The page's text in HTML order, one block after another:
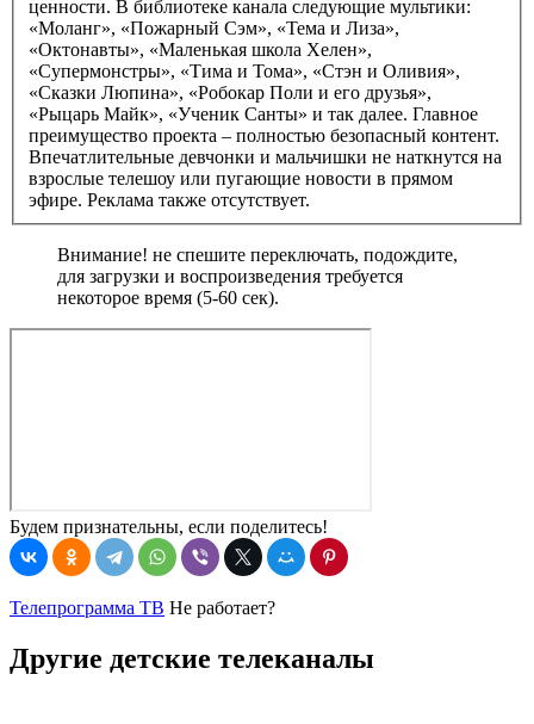
ценности. В библиотеке канала следующие мультики:
«Моланг», «Пожарный Сэм», «Тема и Лиза»,
«Октонавты», «Маленькая школа Хелен»,
«Супермонстры», «Тима и Тома», «Стэн и Оливия»,
«Сказки Люпина», «Робокар Поли и его друзья»,
«Рыцарь Майк», «Ученик Санты» и так далее. Главное
преимущество проекта – полностью безопасный контент.
Впечатлительные девчонки и мальчишки не наткнутся на
взрослые телешоу или пугающие новости в прямом
эфире. Реклама также отсутствует.
Внимание! не спешите переключать, подождите,
для загрузки и воспроизведения требуется
некоторое время (5-60 сек).
Будем признательны, если поделитесь!
Телепрограмма ТВ Не работает?
Другие детские телеканалы